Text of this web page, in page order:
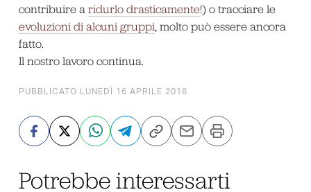
contribuire a ridurlo drasticamente!) o tracciare le
evoluzioni di alcuni gruppi, molto può essere ancora
fatto.
Il nostro lavoro continua.
PUBBLICATO LUNEDÌ 16 APRILE 2018
Potrebbe interessarti